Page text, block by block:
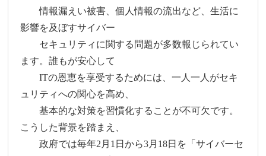
情報漏えい被害、個人情報の流出など、生活に
影響を及ぼすサイバー
セキュリティに関する問題が多数報じられてい
ます。誰もが安心して
ITの恩恵を享受するためには、一人一人がセキ
ュリティへの関心を高め、
基本的な対策を習慣化することが不可欠です。
こうした背景を踏まえ、
政府では毎年2月1日から3月18日を「サイバーセ